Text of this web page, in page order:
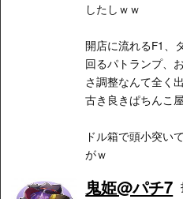
したしｗｗ
開店に流れるF1、
回るパトランプ、
さ調整なんて全く
古き良きぱちんこ
ドル箱で頭小突い
がｗ
鬼姫@パチ7